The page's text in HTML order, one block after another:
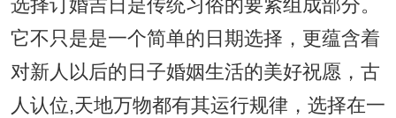
选择订婚吉日是传统习俗的要紧组成部分。
它不只是是一个简单的日期选择，更蕴含着
对新人以后的日子婚姻生活的美好祝愿，古
人认位,天地万物都有其运行规律，选择在一